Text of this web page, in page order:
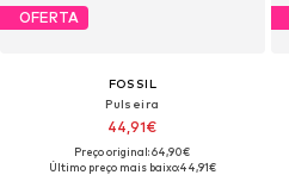
OFERTA
FOSSIL
Pulseira
44,91€
Preço original: 64,90€
Último preço mais baixo:44,91€